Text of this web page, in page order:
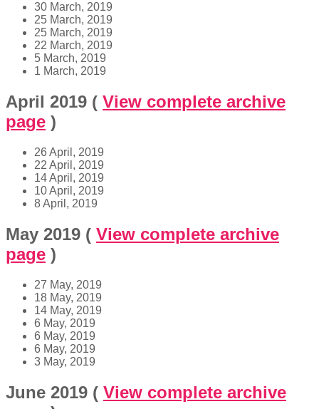
30 March, 2019
25 March, 2019
25 March, 2019
22 March, 2019
5 March, 2019
1 March, 2019
April 2019 ( View complete archive
page )
26 April, 2019
22 April, 2019
14 April, 2019
10 April, 2019
8 April, 2019
May 2019 ( View complete archive
page )
27 May, 2019
18 May, 2019
14 May, 2019
6 May, 2019
6 May, 2019
6 May, 2019
3 May, 2019
June 2019 ( View complete archive